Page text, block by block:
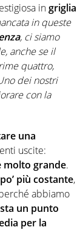
ingriglia
in queste
, ci siamo
anche se il
quattro,
dei nostri
con la
una
uscite:
molto grande.
più costante,
abbiamo
un punto
per la